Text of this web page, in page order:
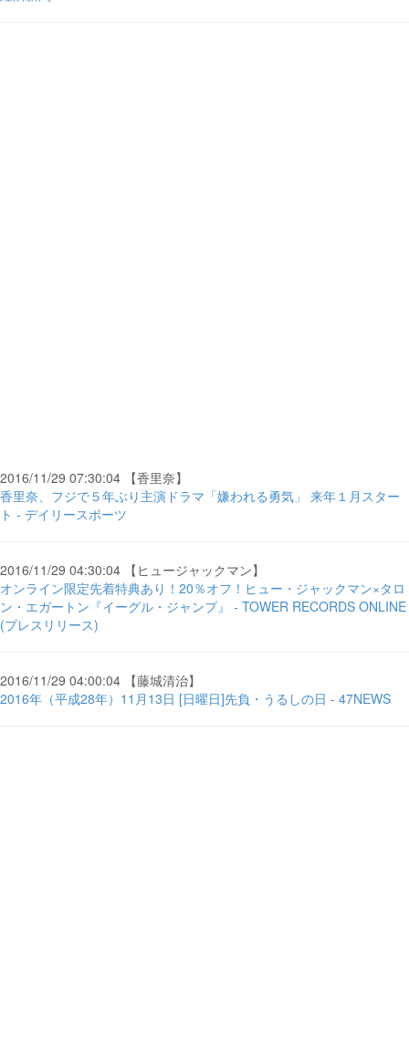
2016/11/29 07:30:04 【香里奈】
香里奈、フジで５年ぶり主演ドラマ「嫌われる勇気」 来年１月スター
ト - デイリースポーツ
2016/11/29 04:30:04 【ヒュージャックマン】
オンライン限定先着特典あり！20％オフ！ヒュー・ジャックマン×タロ
ン・エガートン『イーグル・ジャンプ』 - TOWER RECORDS ONLINE
(プレスリリース)
2016/11/29 04:00:04 【藤城清治】
2016年（平成28年）11月13日 [日曜日]先負・うるしの日 - 47NEWS